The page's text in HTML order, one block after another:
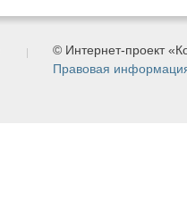
© Интернет-проект
Правовая